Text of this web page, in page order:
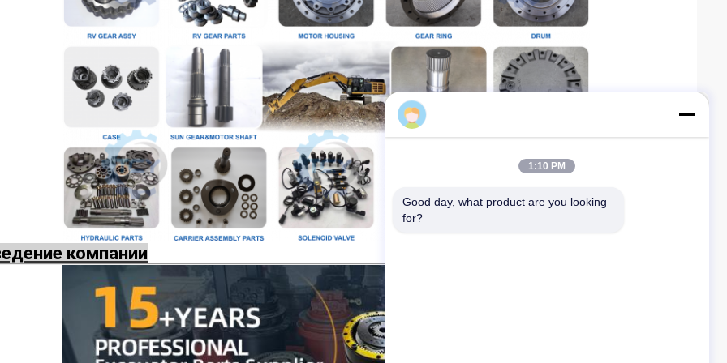
компании
1:10 PM
Good day, what product are you looking
for?